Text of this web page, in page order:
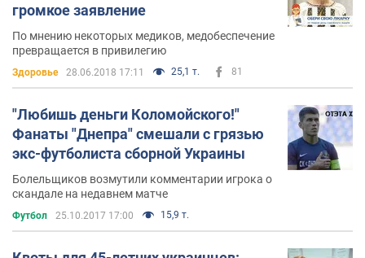
громкое заявление
По мнению некоторых медиков, медобеспечение
превращается в привилегию
Здоровье 28.06.2018 17:11 25,1 т. 81
"Любишь деньги Коломойского!"
Фанаты "Днепра" смешали с грязью
экс-футболиста сборной Украины
Болельщиков возмутили комментарии игрока о
скандале на недавнем матче
Футбол 25.10.2017 17:00 15,9 т.